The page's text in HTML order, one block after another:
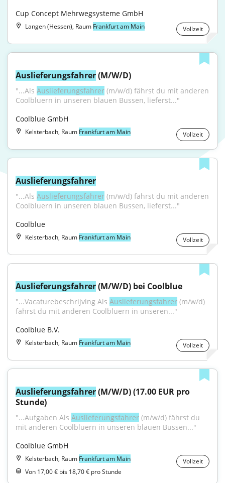
Cup Concept Mehrwegsysteme GmbH
Langen (Hessen), Raum Frankfurt am Main Vollzeit
Auslieferungsfahrer (M/W/D)
"...Als Auslieferungsfahrer (m/w/d) fährst du mit anderen
Coolbluern in unseren blauen Bussen, lieferst..."
Coolblue GmbH
Kelsterbach, Raum Frankfurt am Main Vollzeit
Auslieferungsfahrer
"...Als Auslieferungsfahrer (m/w/d) fährst du mit anderen
Coolbluern in unseren blauen Bussen, lieferst..."
Coolblue
Kelsterbach, Raum Frankfurt am Main Vollzeit
Auslieferungsfahrer (M/W/D) bei Coolblue
"...Vacaturebeschrijving Als Auslieferungsfahrer (m/w/d)
fährst du mit anderen Coolbluern in unseren..."
Coolblue B.V.
Kelsterbach, Raum Frankfurt am Main Vollzeit
Auslieferungsfahrer (M/W/D) (17.00 EUR pro
Stunde)
"...Aufgaben Als Auslieferungsfahrer (m/w/d) fährst du
mit anderen Coolbluern in unseren blauen Bussen..."
Coolblue GmbH
Kelsterbach, Raum Frankfurt am Main
Vollzeit
Von 17,00 € bis 18,70 € pro Stunde